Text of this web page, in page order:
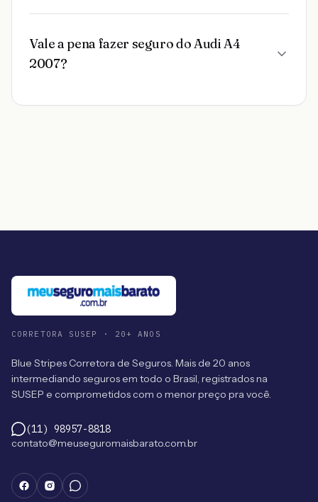
Vale a pena fazer seguro do Audi A4
2007?
CORRETORA SUSEP · 20+ ANOS
Blue Stripes Corretora de Seguros. Mais de 20 anos
intermediando seguros em todo o Brasil, registrados na
SUSEP e comprometidos com o menor preço pra você.
(11) 98957-8818
contato@meuseguromaisbarato.com.br